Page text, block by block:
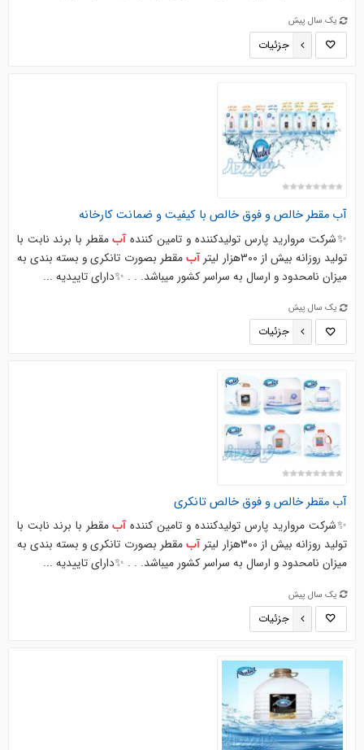
یک سال پیش
جزئیات
آب مقطر خالص و فوق خالص با کیفیت و ضمانت کارخانه
✨شرکت مروارید پارس تولیدکننده و تامین کننده آبمقطر با برند نابت با
تولید روزانه بیش از ۳۰۰هزار لیتر
آبمقطر بصورت تانکری و بسته بندی به
میزان نامحدود و ارسال به سراسر کشور میباشد. . . ✨دارای تاییدیه ...
یک سال پیش
جزئیات
آب مقطر خالص و فوق خالص تانکری
✨شرکت مروارید پارس تولیدکننده و تامین کننده آبمقطر با برند نابت با
تولید روزانه بیش از ۳۰۰هزار لیتر
آبمقطر بصورت تانکری و بسته بندی به
میزان نامحدود و ارسال به سراسر کشور میباشد. . . ✨دارای تاییدیه ...
یک سال پیش
جزئیات